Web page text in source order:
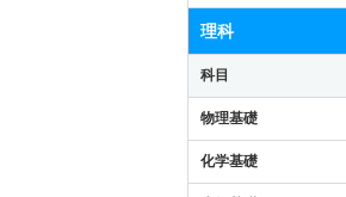
理科
科目
物理基礎
化学基礎